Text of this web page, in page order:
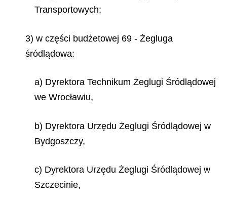
Transportowych;
3) w części budżetowej 69 - Żegluga
śródlądowa:
a) Dyrektora Technikum Żeglugi Śródlądowej
we Wrocławiu,
b) Dyrektora Urzędu Żeglugi Śródlądowej w
Bydgoszczy,
c) Dyrektora Urzędu Żeglugi Śródlądowej w
Szczecinie,